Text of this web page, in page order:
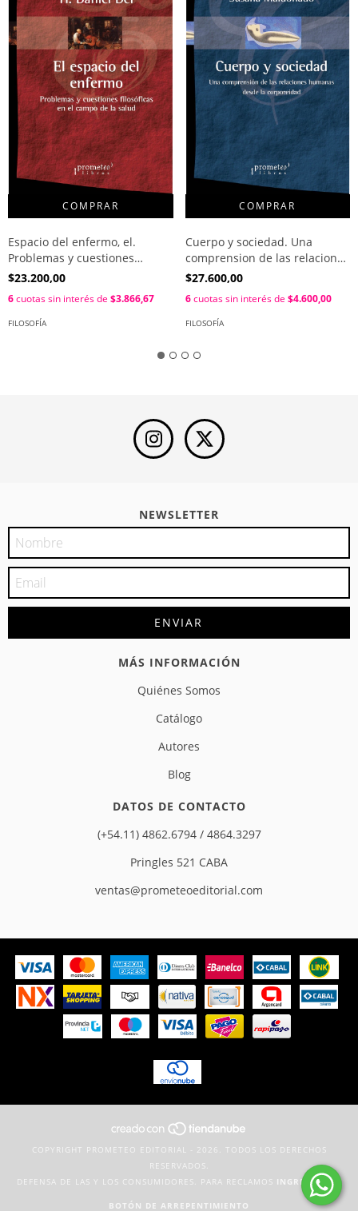
Espacio del enfermo, el.
Problemas y cuestiones
filosoficas en el campo de la
$23.200,00
6cuotas sin interés de $3.866,67
FILOSOFÍA
Cuerpo y sociedad. Una
comprension de las relaciones
humanas desde la
Maldonado
$27.600,00
6cuotas sin interés de $4.600,00
FILOSOFÍA
NEWSLETTER
MÁS INFORMACIÓN
Quiénes Somos
Catálogo
Autores
Blog
DATOS DE CONTACTO
(+54.11) 4862.6794 / 4864.3297
Pringles 521 CABA
ventas@prometeoeditorial.com
COPYRIGHT PROMETEO EDITORIAL - 2026. TODOS LOS DERECHOS
RESERVADOS.
DEFENSA DE LAS Y LOS CONSUMIDORES. PARA RECLAMOS INGRESÁ ACÁ.
BOTÓN DE ARREPENTIMIENTO